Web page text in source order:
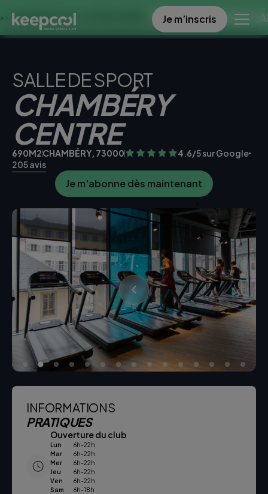
À 0€ << OFFRE LIMITÉE ☀️ OFFRE SPECIALE DANS CE
Je m’inscris
SALLE DE SPORT
CHAMBÉRY
CENTRE
690M2CHAMBÉRY, 73000
4.6/5 sur Google
205 avis
Je m'abonne dès maintenant
INFORMATIONS
PRATIQUES
Ouverture du club
Lun
6h-22h
Mar
6h-22h
Mer
6h-22h
Jeu
6h-22h
Ven
6h-22h
Sam
6h-18h